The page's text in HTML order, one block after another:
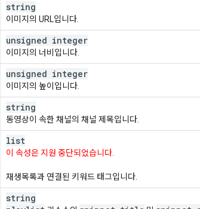
string
이미지의 URL입니다.
unsigned integer
이미지의 너비입니다.
unsigned integer
이미지의 높이입니다.
string
동영상이 속한 채널의 채널 제목입니다.
list
이 속성은 지원 중단되었습니다.
재생목록과 연결된 키워드 태그입니다.
string